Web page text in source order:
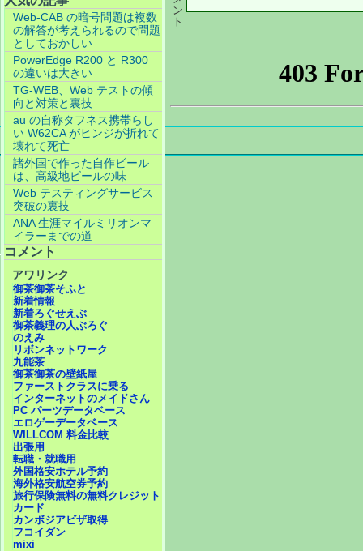
ン
ト
Web-CAB の暗号問題は複数
の解答が考えられるので問題
としておかしい
PowerEdge R200 と R300
の違いは大きい
TG-WEB、Web テストの傾
向と対策と裏技
au の自称タフネス携帯らし
い W62CA がヒンジが折れて
壊れて死亡
諸外国で作った自作ビール
は、高級地ビールの味
Web テスティングサービス
突破の裏技
ANA 生涯マイルミリオンマ
イラーまでの道
コメント
アワリンク
御茶御茶そふと
新着情報
新着ろぐせえぶ
御茶義理の人ぶろぐ
のえみ
リボンネットワーク
九能茶
御茶御茶の壁紙屋
ファーストクラスに乗る
インターネットのメイドさん
PC パーツデータベース
エロゲーデータベース
WILLCOM 料金比較
出張用
転職・就職用
外国格安ホテル予約
海外格安航空券予約
旅行保険無料の無料クレジット
カード
カンボジアビザ取得
フコイダン
mixi